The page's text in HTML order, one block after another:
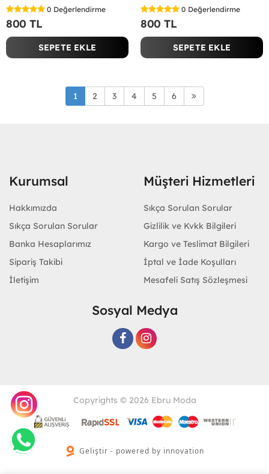
0 Değerlendirme
800 TL
SEPETE EKLE
0 Değerlendirme
800 TL
SEPETE EKLE
1 2 3 4 5 6
Kurumsal
Hakkımızda
Sıkça Sorulan Sorular
Banka Hesaplarımız
Sipariş Takibi
İletişim
Müşteri Hizmetleri
Sıkça Sorulan Sorular
Gizlilik ve Kvkk Bilgileri
Kargo ve Teslimat Bilgileri
İptal ve İade Koşulları
Mesafeli Satış Sözleşmesi
Sosyal Medya
Copyrights © 2026 Ebru Moda
Geliştir - powered by innovation